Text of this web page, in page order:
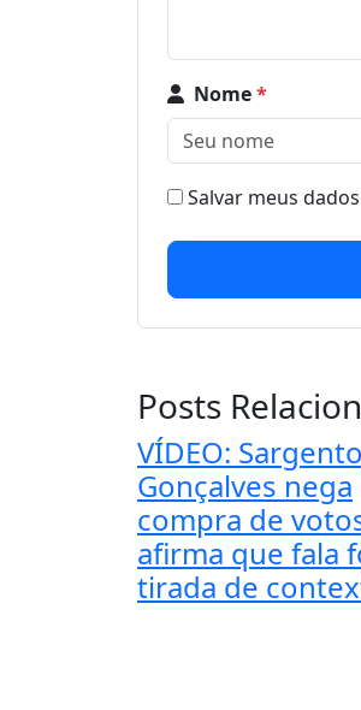
Nome*
Salvar meus
Posts
VÍDEO: Sargento
Gonçalves nega
compra de
afirma que fala
tirada de